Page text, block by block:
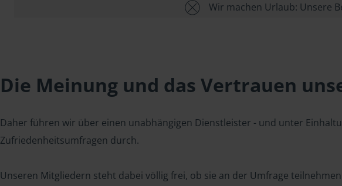
Wir machen Urlaub: Unsere
Die Meinung und das Vertrauen
Daher führen wir über einen unabhängigen Dienstleister - und unter
Zufriedenheitsumfragen durch.
Unseren Mitgliedern steht dabei völlig frei, ob sie an der Umfrage